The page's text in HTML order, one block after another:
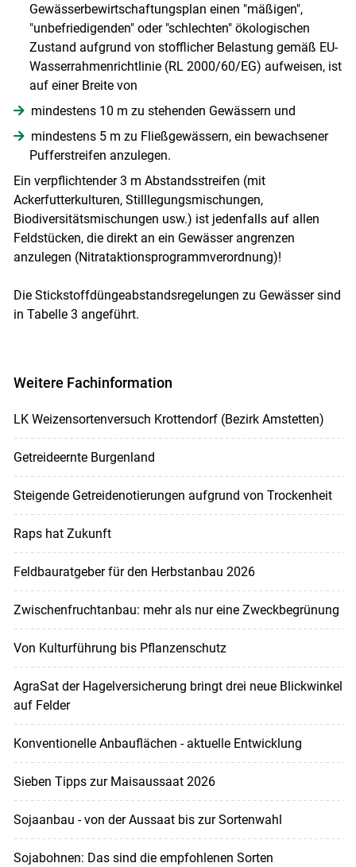
Gewässerbewirtschaftungsplan einen "mäßigen",
"unbefriedigenden" oder "schlechten" ökologischen
Zustand aufgrund von stofflicher Belastung gemäß EU-
Wasserrahmenrichtlinie (RL 2000/​60/​EG) aufweisen, ist
auf einer Breite von
mindestens 10 m zu stehenden Gewässern und
mindestens 5 m zu Fließgewässern, ein bewachsener
Pufferstreifen anzulegen.
Ein verpflichtender 3 m Abstandsstreifen (mit
Ackerfutterkulturen, Stilllegungsmischungen,
Biodiversitätsmischungen usw.) ist jedenfalls auf allen
Feldstücken, die direkt an ein Gewässer angrenzen
anzulegen (Nitrataktionsprogrammverordnung)!
Die Stickstoffdüngeabstandsregelungen zu Gewässer sind
in Tabelle 3 angeführt.
Weitere Fachinformation
LK Weizensortenversuch Krottendorf (Bezirk Amstetten)
Getreideernte Burgenland
Steigende Getreidenotierungen aufgrund von Trockenheit
Raps hat Zukunft
Feldbauratgeber für den Herbstanbau 2026
Zwischenfruchtanbau: mehr als nur eine Zweckbegrünung
Von Kulturführung bis Pflanzenschutz
AgraSat der Hagelversicherung bringt drei neue Blickwinkel
auf Felder
Konventionelle Anbauflächen - aktuelle Entwicklung
Sieben Tipps zur Maisaussaat 2026
Sojaanbau - von der Aussaat bis zur Sortenwahl
Sojabohnen: Das sind die empfohlenen Sorten